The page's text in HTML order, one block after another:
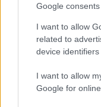
Google consents
I want to allow
related to
device identifiers
I want to allow
Google for
Francia
hidrogénhajtás
| 2023.02.24 17:49
A hidrogéncellás